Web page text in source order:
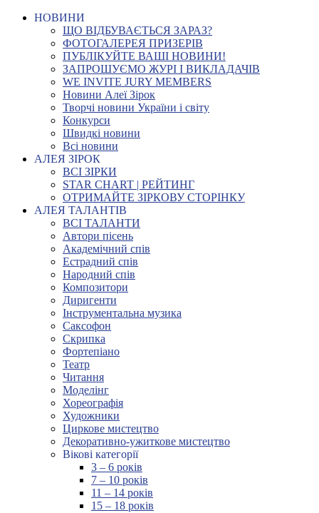
НОВИНИ
ЩО ВІДБУВАЄТЬСЯ ЗАРАЗ?
ФОТОГАЛЕРЕЯ ПРИЗЕРІВ
ПУБЛІКУЙТЕ ВАШІ НОВИНИ!
ЗАПРОШУЄМО ЖУРІ І ВИКЛАДАЧІВ
WE INVITE JURY MEMBERS
Новини Алеї Зірок
Творчі новини України і світу
Конкурси
Швидкі новини
Всі новини
АЛЕЯ ЗІРОК
ВСІ ЗІРКИ
STAR CHART | РЕЙТИНГ
ОТРИМАЙТЕ ЗІРКОВУ СТОРІНКУ
АЛЕЯ ТАЛАНТІВ
ВСІ ТАЛАНТИ
Автори пісень
Академічний спів
Естрадний спів
Народний спів
Композитори
Диригенти
Інструментальна музика
Саксофон
Скрипка
Фортепіано
Театр
Читання
Моделінг
Хореографія
Художники
Циркове мистецтво
Декоративно-ужиткове мистецтво
Вікові категорії
3 – 6 років
7 – 10 років
11 – 14 років
15 – 18 років